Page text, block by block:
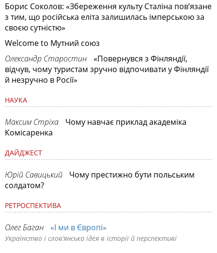
Борис Соколов: «Збереження культу Сталіна пов’язане
з тим, що російська еліта залишилась імперською за
своєю сутністю»
Welcome to Мутний союз
Олександр Старостин
«Повернувся з Фінляндії,
відчув, чому туристам зручно відпочивати у Фінляндії
й незручно в Росії»
НАУКА
Максим Стріха
Чому навчає приклад академіка
Комісаренка
ДАЙДЖЕСТ
Юрій Савицький
Чому престижно бути польським
солдатом?
РЕТРОСПЕКТИВА
Олег Баган «І ми в Європі»
Українство і слов’янська ідея в історії й перспективі